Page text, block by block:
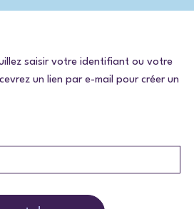
saisir votre identifiant ou votre
un lien par e-mail pour créer un